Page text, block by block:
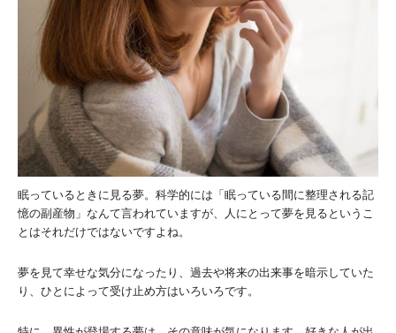
眠っているときに見る夢。科学的には「眠っている間に整理される記
憶の副産物」なんて言われていますが、人にとって夢を見るというこ
とはそれだけではないですよね。
夢を見て幸せな気分になったり、過去や将来の出来事を暗示していた
り、ひとによって受け止め方はいろいろです。